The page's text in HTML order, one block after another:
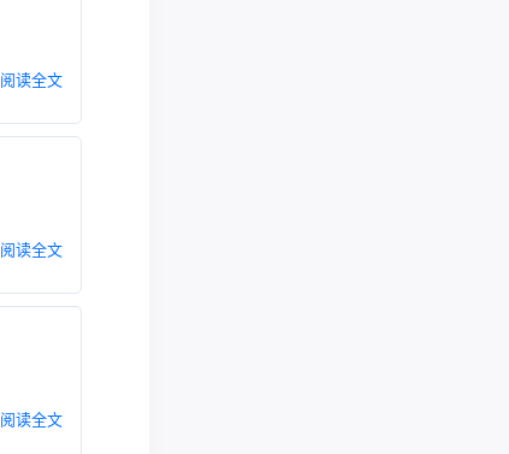
阅读全文
阅读全文
阅读全文